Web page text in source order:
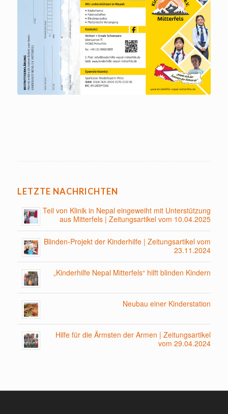
LETZTE NACHRICHTEN
Teil von Klinik in Nepal eingeweiht mit Unterstützung
aus Mitterfels | Zeitungsartikel vom 10.04.2025
Blinden-Projekt der Kinderhilfe | Zeitungsartikel vom
23.11.2024
„Kinderhilfe Nepal Mitterfels“ hilft blinden Kindern
Neubau einer Kinderstation
Hilfe für die Ärmsten der Armen | Zeitungsartikel
vom 29.04.2024